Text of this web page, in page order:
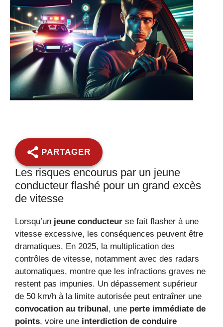
PARTAGER
Les risques encourus par un jeune
conducteur flashé pour un grand excès
de vitesse
Lorsqu’un jeune conducteur se fait flasher à une
vitesse excessive, les conséquences peuvent être
dramatiques. En 2025, la multiplication des
contrôles de vitesse, notamment avec des radars
automatiques, montre que les infractions graves ne
restent pas impunies. Un dépassement supérieur
de 50 km/h à la limite autorisée peut entraîner une
convocation au tribunal, une perte immédiate de
points, voire une interdiction de conduire